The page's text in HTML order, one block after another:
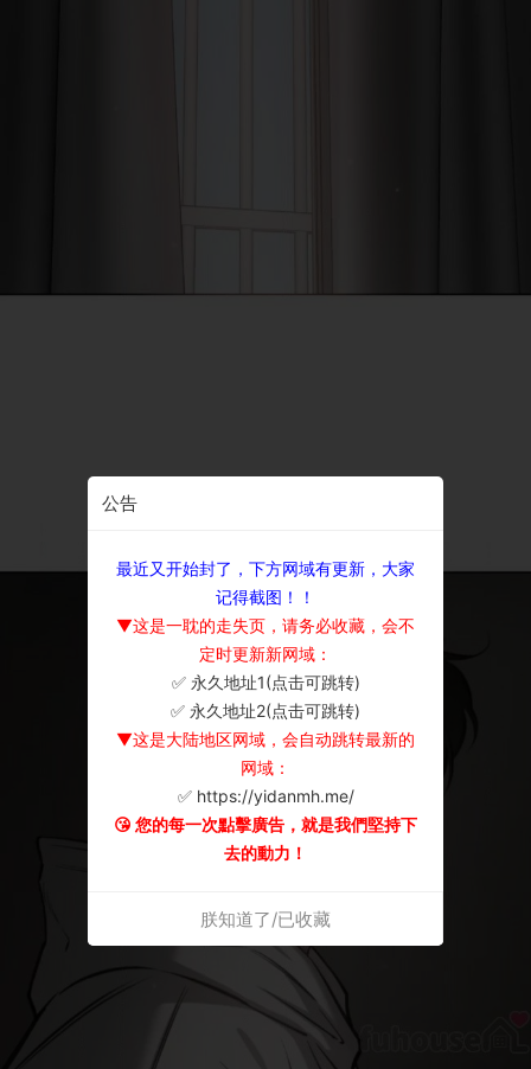
公告
最近又开始封了，下方网域有更新，大家
记得截图！！
▼这是一耽的走失页，请务必收藏，会不
定时更新新网域：
✅ 永久地址1(点击可跳转)
✅ 永久地址2(点击可跳转)
▼这是大陆地区网域，会自动跳转最新的
网域：
✅ https://yidanmh.me/
😘 您的每一次點擊廣告，就是我們堅持下
去的動力！
朕知道了/已收藏